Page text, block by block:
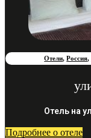
Отели,Россия,
Отель на
Подробнее о отеле